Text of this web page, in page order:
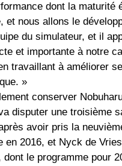
dont la maturité
et nous allons le
du simulateur, et il
et importante à notre
travaillant à améliorer
»
conserver
disputer une troisième
avoir pris la
en 2016, et Nyck de
dont le programme pour